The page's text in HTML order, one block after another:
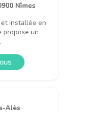
Nîmes
installée en
propose un
Alès